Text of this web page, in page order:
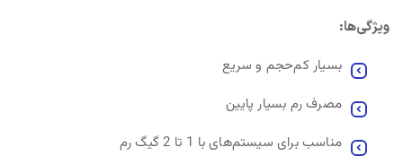
ویژگی‌ها:
بسیار کم‌حجم و سریع
مصرف رم بسیار پایین
مناسب برای سیستم‌های با 1 تا 2 گیگ رم